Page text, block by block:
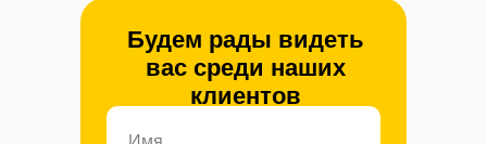
Будем рады видеть
вас среди наших
клиентов